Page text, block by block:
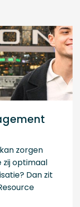
zorgen
zij optimaal
Dan zit